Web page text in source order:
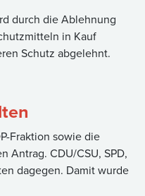
durch die Ablehnung
in Kauf
Schutz abgelehnt.
Fraktion sowie die
Antrag. CDU/CSU, SPD,
dagegen. Damit wurde